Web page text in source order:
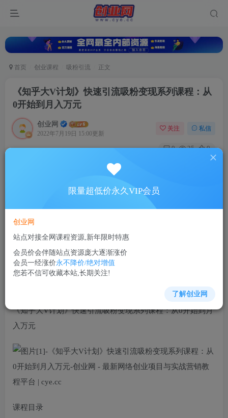
首页 创业课程 吸粉引流 正文
《知乎大V计划》快速引流吸粉变现系列课程：从
0开始到月入万元
创业网
2022年7月19日 15:00更新
关注 私信
0 25 0
此内容为付费资源，请付费后查看
5
立即购买
您当前未登录！建议登陆后购买，可保存购买订单
《知乎大V计划》快速引流吸粉变现系列课程：从0开始到月
入万元
课程目录
限量超低价永久VIP会员
创业网
站点对接全网课程资源,新年限时特惠
会员价会伴随站点资源庞大逐渐涨价
会员一经涨价永不降价/绝对增值
您若不信可收藏本站,长期关注!
了解创业网